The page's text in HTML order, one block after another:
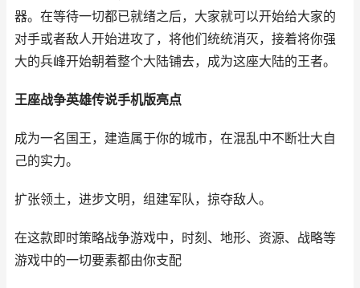
器。在等待一切都已就绪之后，大家就可以开始给大家的
对手或者敌人开始进攻了，将他们统统消灭，接着将你强
大的兵峰开始朝着整个大陆铺去，成为这座大陆的王者。
王座战争英雄传说手机版亮点
成为一名国王，建造属于你的城市，在混乱中不断壮大自
己的实力。
扩张领土，进步文明，组建军队，掠夺敌人。
在这款即时策略战争游戏中，时刻、地形、资源、战略等
游戏中的一切要素都由你支配